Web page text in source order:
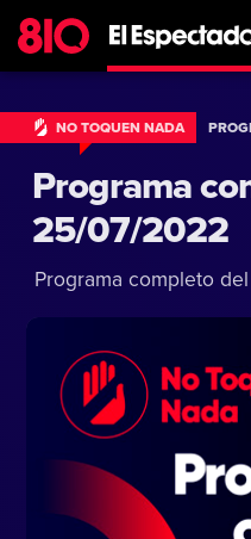
NO TOQUEN NADA
Programa
25/07/2022
Programa completo